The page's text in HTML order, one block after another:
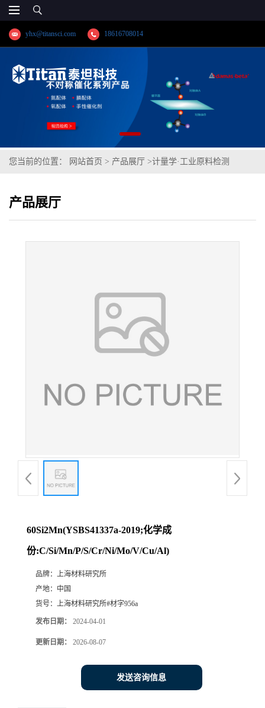
yhx@titansci.com 18616708014
您当前的位置： 网站首页 > 产品展厅 >计量学·工业原料检测
份:C/Si/Mn/P/S/Cr/Ni/Mo/V/Cu/Al)
产品展厅
60Si2Mn(YSBS41337a-2019;化学成
份:C/Si/Mn/P/S/Cr/Ni/Mo/V/Cu/Al)
品牌： 上海材料研究所
产地： 中国
货号： 上海材料研究所#材字956a
发布日期： 2024-04-01
更新日期： 2026-08-07
发送咨询信息